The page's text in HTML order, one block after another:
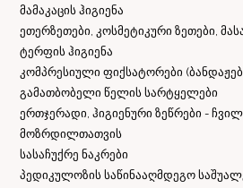
მამაკაცის ჰიგიენა
ეთერზეთები, კოსმეტიკური ზეთები,
ტერფის ჰიგიენა
კომპრესიული ფიქსატორები
გამათბობელი წელის სარტყელები
ერთჯერადი, ჰიგიენური ზეწრები -
მოზრდილთათვის
სასაჩუქრე ნაკრები
პედიკულოზის საწინააღმდეგო